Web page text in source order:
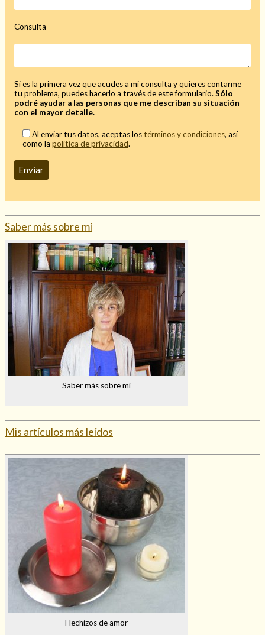
Consulta
Si es la primera vez que acudes a mi consulta y quieres contarme
tu problema, puedes hacerlo a través de este formulario.Sólo
podré ayudar a las personas que me describan su situación
con el mayor detalle.
Al enviar tus datos, aceptas lostérminos y condiciones, así
como la política de privacidad.
Saber más sobre mí
Saber más sobre mí
Mis artículos más leídos
Hechizos de amor